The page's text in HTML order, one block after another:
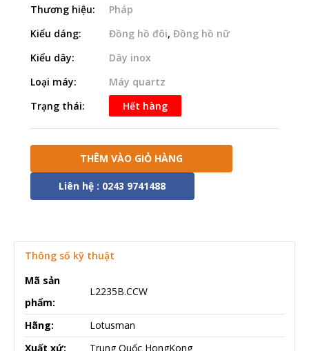
Thương hiệu:
Pháp
Kiểu dáng:
Đồng hồ đôi, Đồng hồ nữ
Kiểu dây:
Dây inox
Loại máy:
Máy quartz
Trạng thái:
Hết hàng
THÊM VÀO GIỎ HÀNG
Liên hệ : 0243 9741488
Thông số kỹ thuật
Mã sản
phẩm:
L2235B.CCW
Hãng:
Lotusman
Xuất xứ:
Trung Quốc HongKong